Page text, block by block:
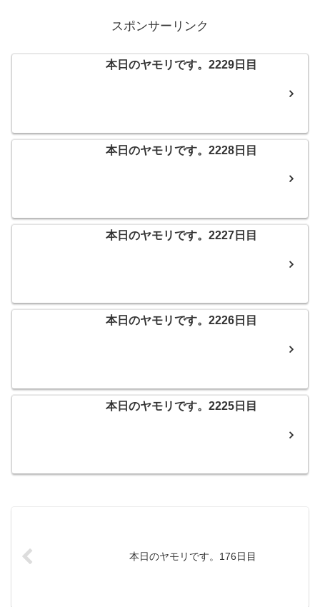
スポンサーリンク
本日のヤモリです。2229日目
本日のヤモリです。2228日目
本日のヤモリです。2227日目
本日のヤモリです。2226日目
本日のヤモリです。2225日目
本日のヤモリです。176日目